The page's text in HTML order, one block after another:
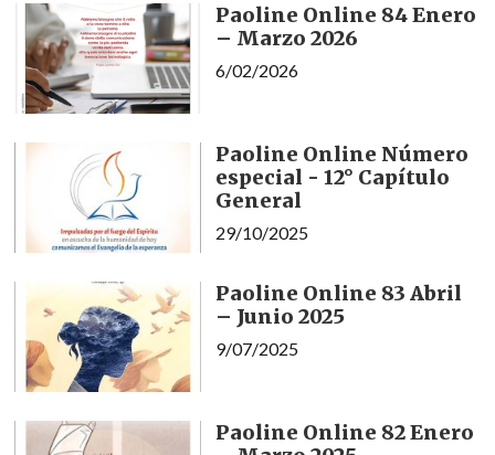
Paoline Online 84 Enero
– Marzo 2026
6/02/2026
Paoline Online Número
especial - 12° Capítulo
General
29/10/2025
Paoline Online 83 Abril
– Junio 2025
9/07/2025
Paoline Online 82 Enero